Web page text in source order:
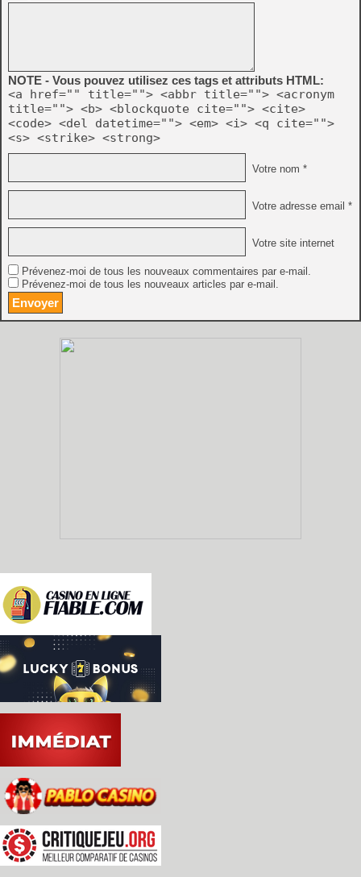
NOTE - Vous pouvez utilisez ces tags et attributs HTML:
<a href="" title=""> <abbr title=""> <acronym
title=""> <b> <blockquote cite=""> <cite>
<code> <del datetime=""> <em> <i> <q cite="">
<s> <strike> <strong>
Votre nom *
Votre adresse email *
Votre site internet
Prévenez-moi de tous les nouveaux commentaires par e-mail.
Prévenez-moi de tous les nouveaux articles par e-mail.